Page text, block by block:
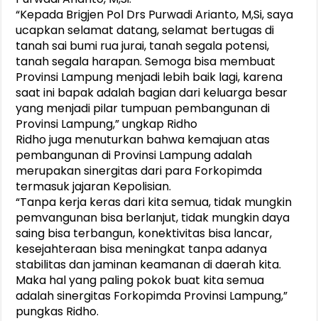
“Kepada Brigjen Pol Drs Purwadi Arianto, M,Si, saya
ucapkan selamat datang, selamat bertugas di
tanah sai bumi rua jurai, tanah segala potensi,
tanah segala harapan. Semoga bisa membuat
Provinsi Lampung menjadi lebih baik lagi, karena
saat ini bapak adalah bagian dari keluarga besar
yang menjadi pilar tumpuan pembangunan di
Provinsi Lampung,” ungkap Ridho
Ridho juga menuturkan bahwa kemajuan atas
pembangunan di Provinsi Lampung adalah
merupakan sinergitas dari para Forkopimda
termasuk jajaran Kepolisian.
“Tanpa kerja keras dari kita semua, tidak mungkin
pemvangunan bisa berlanjut, tidak mungkin daya
saing bisa terbangun, konektivitas bisa lancar,
kesejahteraan bisa meningkat tanpa adanya
stabilitas dan jaminan keamanan di daerah kita.
Maka hal yang paling pokok buat kita semua
adalah sinergitas Forkopimda Provinsi Lampung,”
pungkas Ridho.